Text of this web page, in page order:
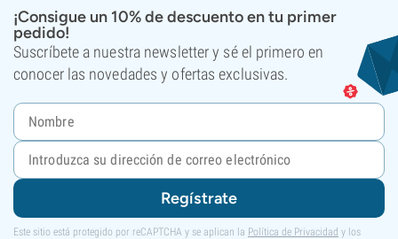
¡Consigue un 10% de descuento en tu primer
pedido!
Suscríbete a nuestra newsletter y sé el primero en
conocer las novedades y ofertas exclusivas.
Regístrate
Este sitio está protegido por reCAPTCHA y se aplican la Política de Privacidad y los